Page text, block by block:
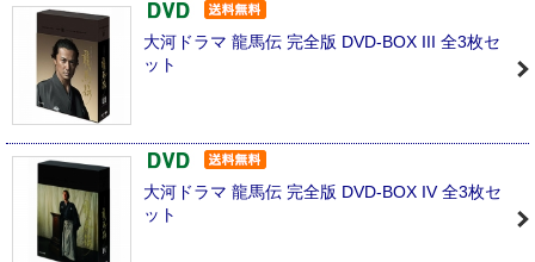
大河ドラマ 龍馬伝 完全版 DVD-BOX III 全3枚セ
ット
大河ドラマ 龍馬伝 完全版 DVD-BOX IV 全3枚セ
ット